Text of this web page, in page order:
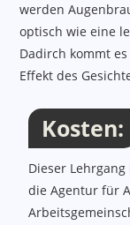
werden
optisch wie eine
Dadirch kommt
Effekt des
Kosten,
Kosten:
Dieser
die Agentur für